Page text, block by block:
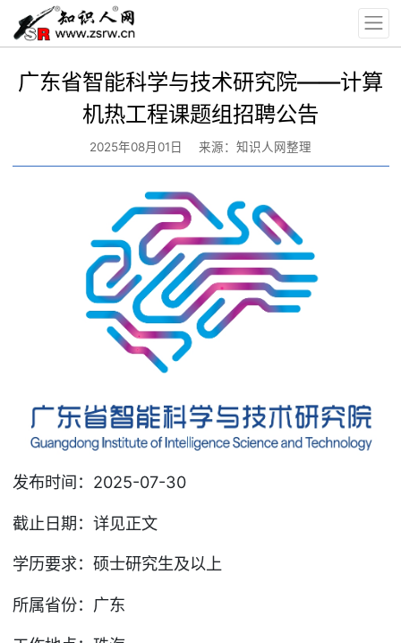
广东省智能科学与技术研究院——计算
机热工程课题组招聘公告
2025年08月01日 来源：知识人网整理
发布时间：2025-07-30
截止日期：详见正文
学历要求：硕士研究生及以上
所属省份：广东